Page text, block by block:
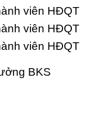
viên HĐQT
viên HĐQT
viên HĐQT
BKS